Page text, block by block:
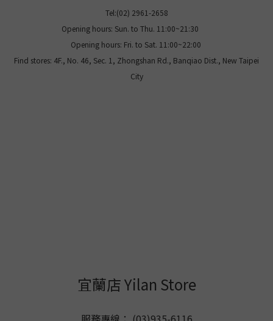
Tel:(02) 2961-2658
Opening hours: Sun. to Thu. 11:00~21:30
Opening hours: Fri. to Sat. 11:00~22:00
Find stores: 4F., No. 46, Sec. 1, Zhongshan Rd., Banqiao Dist., New Taipei
City
宜蘭店 Yilan Store